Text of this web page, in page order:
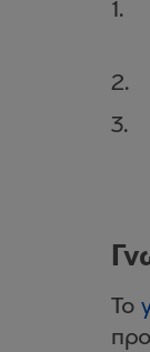
Το